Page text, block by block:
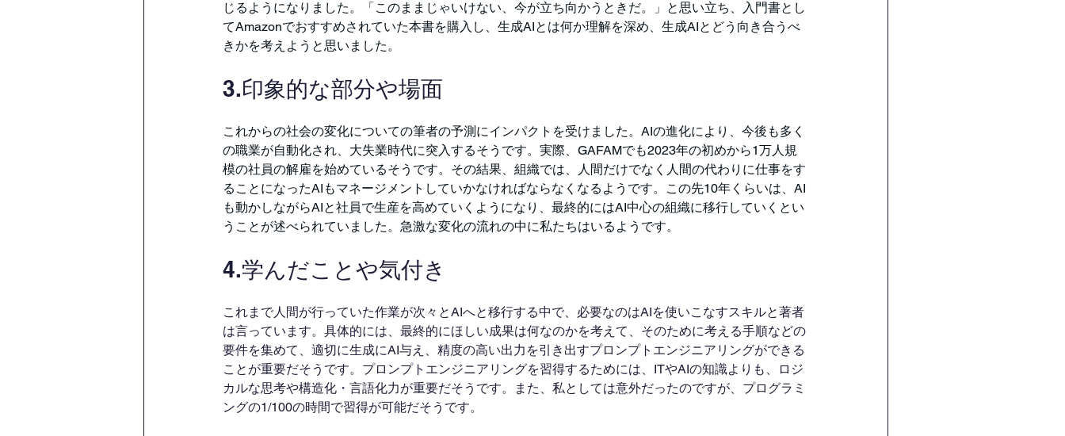
じるようになりました。「このままじゃいけない、今が立ち向かうときだ。」と思い立ち、入門書とし
てAmazonでおすすめされていた本書を購入し、生成AIとは何か理解を深め、生成AIとどう向き合うべ
きかを考えようと思いました。
3.印象的な部分や場面
これからの社会の変化についての筆者の予測にインパクトを受けました。AIの進化により、今後も多く
の職業が自動化され、大失業時代に突入するそうです。実際、GAFAMでも2023年の初めから1万人規
模の社員の解雇を始めているそうです。その結果、組織では、人間だけでなく人間の代わりに仕事をす
ることになったAIもマネージメントしていかなければならなくなるようです。この先10年くらいは、AI
も動かしながらAIと社員で生産を高めていくようになり、最終的にはAI中心の組織に移行していくとい
うことが述べられていました。急激な変化の流れの中に私たちはいるようです。
4.学んだことや気付き
これまで人間が行っていた作業が次々とAIへと移行する中で、必要なのはAIを使いこなすスキルと著者
は言っています。具体的には、最終的にほしい成果は何なのかを考えて、そのために考える手順などの
要件を集めて、適切に生成にAI与え、精度の高い出力を引き出すプロンプトエンジニアリングができる
ことが重要だそうです。プロンプトエンジニアリングを習得するためには、ITやAIの知識よりも、ロジ
カルな思考や構造化・言語化力が重要だそうです。また、私としては意外だったのですが、プログラミ
ングの1/100の時間で習得が可能だそうです。